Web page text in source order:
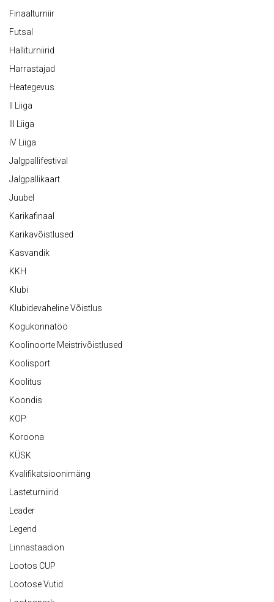
Finaalturniir
Futsal
Halliturniirid
Harrastajad
Heategevus
II Liiga
III Liiga
IV Liiga
Jalgpallifestival
Jalgpallikaart
Juubel
Karikafinaal
Karikavõistlused
Kasvandik
KKH
Klubi
Klubidevaheline Võistlus
Kogukonnatöö
Koolinoorte Meistrivõistlused
Koolisport
Koolitus
Koondis
KOP
Koroona
KÜSK
Kvalifikatsioonimäng
Lasteturniirid
Leader
Legend
Linnastaadion
Lootos CUP
Lootose Vutid